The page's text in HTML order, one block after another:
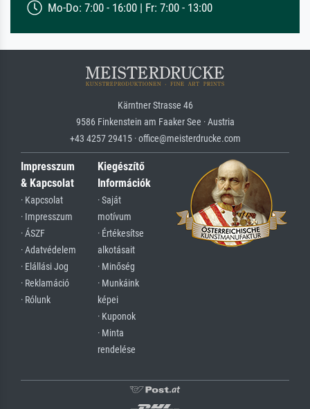
Mo-Do: 7:00 - 16:00 | Fr: 7:00 - 13:00
Kärntner Strasse 46
9586 Finkenstein am Faaker See · Austria
+43 4257 29415 · office@meisterdrucke.com
Impresszum
& Kapcsolat
· Kapcsolat
· Impresszum
· ÁSZF
· Adatvédelem
· Elállási Jog
· Reklamáció
· Rólunk
Kiegészítő
Információk
· Saját
motívum
· Értékesítse
alkotásait
· Minőség
· Munkáink
képei
· Kuponok
· Minta
rendelése